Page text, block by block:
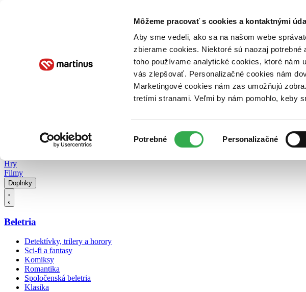
Môžeme pracovať s cookies a kontaktnými
Aby sme vedeli, ako sa na našom webe
zbierame cookies. Niektoré sú naozaj
toho používame analytické cookies, ktoré nám
vás zlepšovať. Personalizačné cookies nám
Marketingové cookies nám zas umožňujú
tretími stranami. Veľmi by nám pomohlo, keby
súhlasu
Potrebné Personalizačné
Poukážky Kontakt
Hry
Filmy
Doplnky
Beletria
Detektívky, trilery a horory
Sci-fi a fantasy
Komiksy
Romantika
Spoločenská beletria
Klasika